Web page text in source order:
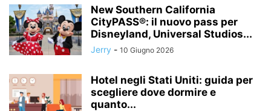
New Southern California
CityPASS®: il nuovo pass per
Disneyland, Universal Studios...
Jerry - 10 Giugno 2026
Hotel negli Stati Uniti: guida per
scegliere dove dormire e
quanto...